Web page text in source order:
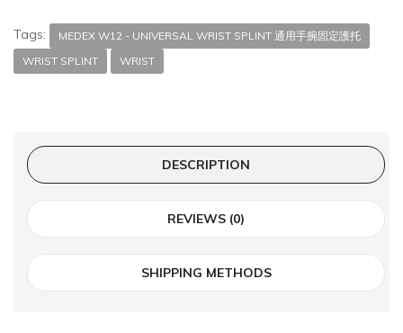
Tags:
MEDEX W12 - UNIVERSAL WRIST SPLINT 通用手腕固定護托
WRIST SPLINT
WRIST
DESCRIPTION
REVIEWS (0)
SHIPPING METHODS